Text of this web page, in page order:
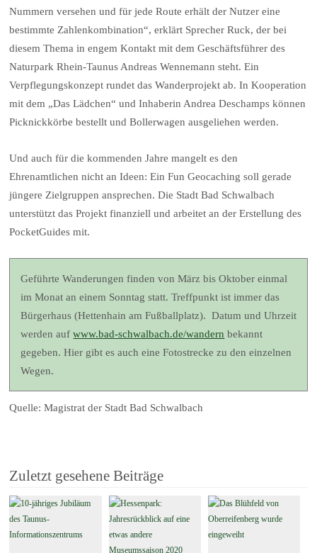
Nummern versehen und für jede Route erhält der Nutzer eine
bestimmte Zahlenkombination“, erklärt Sprecher Ruck, der bei
diesem Thema in engem Kontakt mit dem Geschäftsführer des
Naturpark Rhein-Taunus Andreas Wennemann steht. Ein
Verpflegungskonzept rundet das Wanderprojekt ab. In Kooperation
mit dem „Das Lädchen“ und Inhaberin Andrea Deschamps können
Picknickkörbe bestellt und Bollerwagen ausgeliehen werden.
Und auch für die kommenden Jahre mangelt es den
Ehrenamtlichen nicht an Ideen: Ein Fun Geocaching soll gerade
jüngere Zielgruppen ansprechen. Die Stadt Bad Schwalbach
unterstützt das Projekt finanziell und arbeitet an der Erstellung des
PocketGuides mit.
Geführte Wanderungen finden von März bis Oktober einmal
im Monat an einem Sonntag statt. Treffpunkt ist immer das
Bürgerhaus (Hettenhain am Fußballplatz). Datum und Uhrzeit
werden aufwww.bad-schwalbach.de/wandern bekannt
gegeben. Hier gibt es auch eine Fotostrecke zu den einzelnen
Wegen.
Quelle: Magistrat der Stadt Bad Schwalbach
Zuletzt gesehene Beiträge